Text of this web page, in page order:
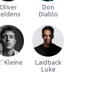
Oliver Don
Diablo
Kleine Laidback
Luke